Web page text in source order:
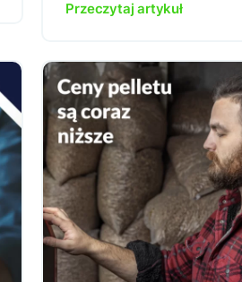
Przeczytaj artykuł